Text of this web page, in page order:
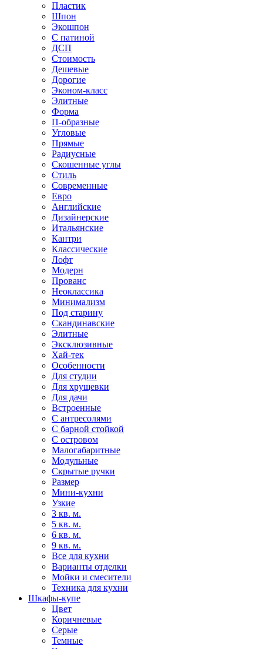
Пластик
Шпон
Экошпон
С патиной
ДСП
Стоимость
Дешевые
Дорогие
Эконом-класс
Элитные
Форма
П-образные
Угловые
Прямые
Радиусные
Скошенные углы
Стиль
Современные
Евро
Английские
Дизайнерские
Итальянские
Кантри
Классические
Лофт
Модерн
Прованс
Неоклассика
Минимализм
Под старину
Скандинавские
Элитные
Эксклюзивные
Хай-тек
Особенности
Для студии
Для хрущевки
Для дачи
Встроенные
С антресолями
С барной стойкой
С островом
Малогабаритные
Модульные
Скрытые ручки
Размер
Мини-кухни
Узкие
3 кв. м.
5 кв. м.
6 кв. м.
9 кв. м.
Все для кухни
Варианты отделки
Мойки и смесители
Техника для кухни
Шкафы-купе
Цвет
Коричневые
Серые
Темные